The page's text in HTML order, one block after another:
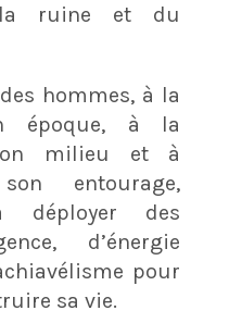
ruine et du
hommes, à la
époque, à la
milieu et à
entourage,
déployer des
d’énergie
pour
sa vie.